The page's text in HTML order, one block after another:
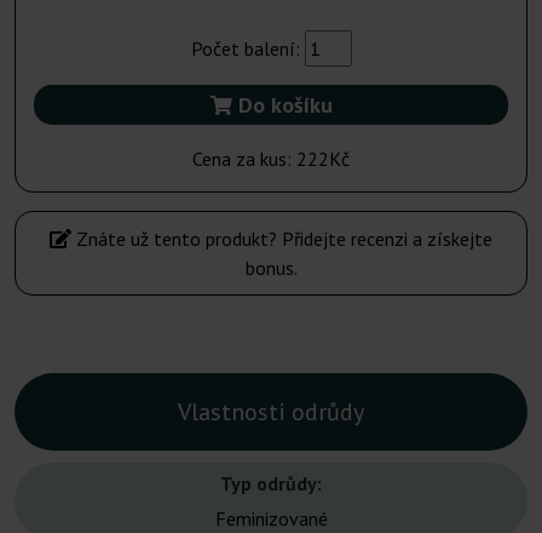
Počet balení:
Do košíku
Cena za kus: 222Kč
Znáte už tento produkt? Přidejte recenzi a získejte
bonus.
Vlastnosti odrůdy
Typ odrůdy:
Feminizované